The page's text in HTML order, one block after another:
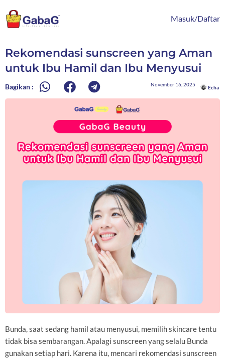
ke
konten
Masuk/Daftar
Rekomendasi sunscreen yang Aman
untuk Ibu Hamil dan Ibu Menyusui
Bagikan : November 16, 2025
Echa
Bunda, saat sedang hamil atau menyusui, memilih skincare tentu
tidak bisa sembarangan. Apalagi sunscreen yang selalu Bunda
gunakan setiap hari. Karena itu, mencari rekomendasi sunscreen